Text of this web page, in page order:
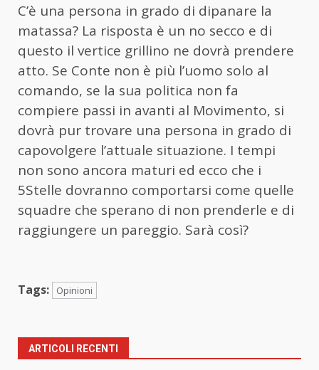
C’è una persona in grado di dipanare la
matassa? La risposta è un no secco e di
questo il vertice grillino ne dovrà prendere
atto. Se Conte non è più l’uomo solo al
comando, se la sua politica non fa
compiere passi in avanti al Movimento, si
dovrà pur trovare una persona in grado di
capovolgere l’attuale situazione. I tempi
non sono ancora maturi ed ecco che i
5Stelle dovranno comportarsi come quelle
squadre che sperano di non prenderle e di
raggiungere un pareggio. Sarà così?
Tags: Opinioni
ARTICOLI RECENTI